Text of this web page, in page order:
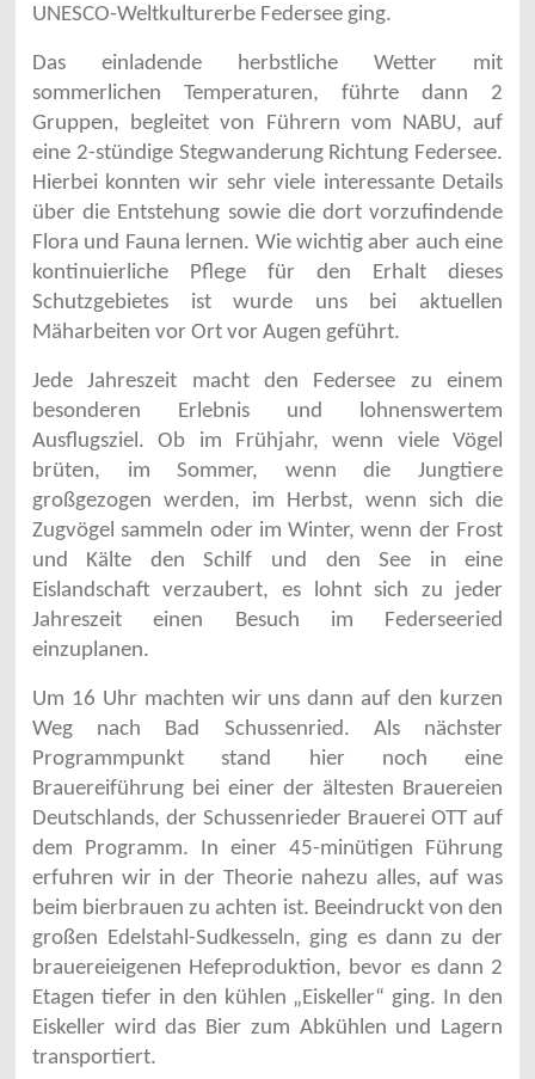
UNESCO-Weltkulturerbe Federsee ging.
Das einladende herbstliche Wetter mit
sommerlichen Temperaturen, führte dann 2
Gruppen, begleitet von Führern vom NABU, auf
eine 2-stündige Stegwanderung Richtung Federsee.
Hierbei konnten wir sehr viele interessante Details
über die Entstehung sowie die dort vorzufindende
Flora und Fauna lernen. Wie wichtig aber auch eine
kontinuierliche Pflege für den Erhalt dieses
Schutzgebietes ist wurde uns bei aktuellen
Mäharbeiten vor Ort vor Augen geführt.
Jede Jahreszeit macht den Federsee zu einem
besonderen Erlebnis und lohnenswertem
Ausflugsziel. Ob im Frühjahr, wenn viele Vögel
brüten, im Sommer, wenn die Jungtiere
großgezogen werden, im Herbst, wenn sich die
Zugvögel sammeln oder im Winter, wenn der Frost
und Kälte den Schilf und den See in eine
Eislandschaft verzaubert, es lohnt sich zu jeder
Jahreszeit einen Besuch im Federseeried
einzuplanen.
Um 16 Uhr machten wir uns dann auf den kurzen
Weg nach Bad Schussenried. Als nächster
Programmpunkt stand hier noch eine
Brauereiführung bei einer der ältesten Brauereien
Deutschlands, der Schussenrieder Brauerei OTT auf
dem Programm. In einer 45-minütigen Führung
erfuhren wir in der Theorie nahezu alles, auf was
beim bierbrauen zu achten ist. Beeindruckt von den
großen Edelstahl-Sudkesseln, ging es dann zu der
brauereieigenen Hefeproduktion, bevor es dann 2
Etagen tiefer in den kühlen „Eiskeller“ ging. In den
Eiskeller wird das Bier zum Abkühlen und Lagern
transportiert.